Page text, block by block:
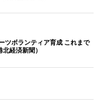
ツボランティア育成 これまで
経済新聞）